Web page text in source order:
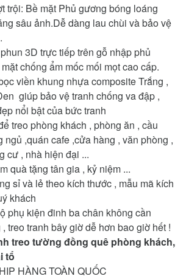
trội: Bề mặt Phủ gương bóng loáng
sâu ảnh.Dễ dàng lau chùi và bảo vệ
3D trực tiếp trên gỗ nhập phủ
chống ẩm mốc mối mọt cao cấp.
viền khung nhựa composite Trắng ,
giúp bảo vệ tranh chống va đập ,
nổi bật của bức tranh
treo phòng khách , phòng ăn , cầu
ngủ ,quán cafe ,cửa hàng , văn phòng ,
cư , nhà hiện đại ...
quà tặng tân gia , kỷ niệm ...
sỉ và lẻ theo kích thước , mẫu mã kích
khách
phụ kiện đinh ba chân không cần
treo tranh bây giờ dễ hơn bao giờ hết !
treo tường đồng quê phòng khách,
tổ
HÀNG TOÀN QUỐC